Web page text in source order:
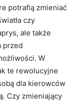
potrafią zmieniać
czy
ale także
przed
W
te rewolucyjne
dla kierowców
Czy zmieniający